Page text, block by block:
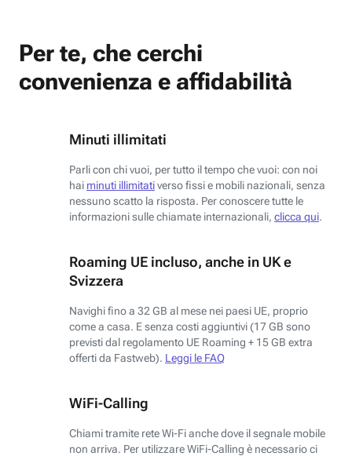
Per te, che cerchi
convenienza e affidabilità
Minuti illimitati
Parli con chi vuoi, per tutto il tempo che vuoi: con noi
hai minuti illimitativerso fissi e mobili nazionali, senza
nessuno scatto la risposta. Per conoscere tutte le
informazioni sulle chiamate internazionali, clicca qui.
Roaming UE incluso, anche in UK e
Svizzera
Navighi fino a 32 GB al mese nei paesi UE, proprio
come a casa. E senza costi aggiuntivi (17 GB sono
previsti dal regolamento UE Roaming + 15 GB extra
offerti da Fastweb). Leggi le FAQ
WiFi-Calling
Chiami tramite rete Wi-Fi anche dove il segnale mobile
non arriva. Per utilizzare WiFi-Calling è necessario ci